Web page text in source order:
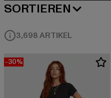
SORTIEREN
BELIEBTESTE
3,698 ARTIKEL
-30%